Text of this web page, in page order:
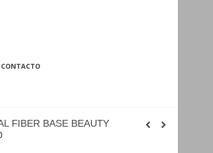
CONTACTO
FIBER BASE BEAUTY